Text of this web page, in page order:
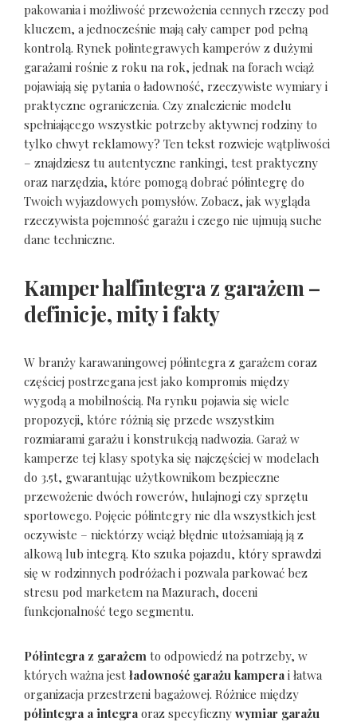
pakowania i możliwość przewożenia cennych rzeczy pod
kluczem, a jednocześnie mają cały camper pod pełną
kontrolą. Rynek połintegrawych kamperów z dużymi
garażami rośnie z roku na rok, jednak na forach wciąż
pojawiają się pytania o ładowność, rzeczywiste wymiary i
praktyczne ograniczenia. Czy znalezienie modelu
spełniającego wszystkie potrzeby aktywnej rodziny to
tylko chwyt reklamowy? Ten tekst rozwieje wątpliwości
– znajdziesz tu autentyczne rankingi, test praktyczny
oraz narzędzia, które pomogą dobrać półintegrę do
Twoich wyjazdowych pomysłów. Zobacz, jak wygląda
rzeczywista pojemność garażu i czego nie ujmują suche
dane techniczne.
Kamper halfintegra z garażem –
definicje, mity i fakty
W branży karawaningowej półintegra z garażem coraz
częściej postrzegana jest jako kompromis między
wygodą a mobilnością. Na rynku pojawia się wiele
propozycji, które różnią się przede wszystkim
rozmiarami garażu i konstrukcją nadwozia. Garaż w
kamperze tej klasy spotyka się najczęściej w modelach
do 3.5t, gwarantując użytkownikom bezpieczne
przewożenie dwóch rowerów, hulajnogi czy sprzętu
sportowego. Pojęcie półintegry nie dla wszystkich jest
oczywiste – niektórzy wciąż błędnie utożsamiają ją z
alkową lub integrą. Kto szuka pojazdu, który sprawdzi
się w rodzinnych podróżach i pozwala parkować bez
stresu pod marketem na Mazurach, doceni
funkcjonalność tego segmentu.
Półintegra z garażem to odpowiedź na potrzeby, w
których ważna jest ładowność garażu kampera i łatwa
organizacja przestrzeni bagażowej. Różnice między
półintegra a integra oraz specyficzny wymiar garażu